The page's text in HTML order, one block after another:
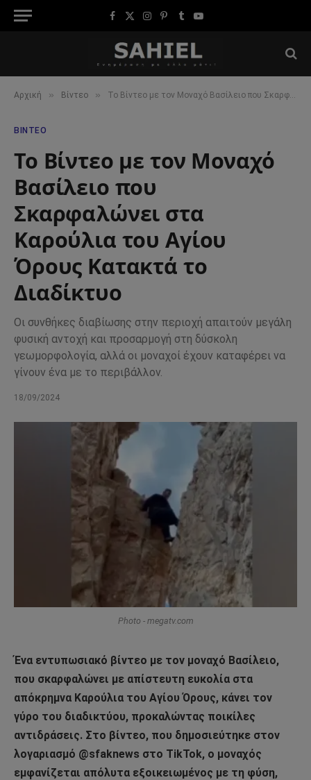
Facebook
X
Instagram
Pinterest
TumblrYouTube
Αρχική » Βίντεο » Το Βίντεο με τον Μοναχό Βασίλειο που Σκαρφαλώνει στα Καρούλια του Αγίου Όρους Κατακτά το Διαδίκτυο
ΒΊΝΤΕΟ
Το Βίντεο με τον Μοναχό
Βασίλειο που
Σκαρφαλώνει στα
Καρούλια του Αγίου
Όρους Κατακτά το
Διαδίκτυο
Οι συνθήκες διαβίωσης στην περιοχή απαιτούν μεγάλη
φυσική αντοχή και προσαρμογή στη δύσκολη
γεωμορφολογία, αλλά οι μοναχοί έχουν καταφέρει να
γίνουν ένα με το περιβάλλον.
18/09/2024
Photo - megatv.com
Ένα εντυπωσιακό βίντεο με τον μοναχό Βασίλειο,
που σκαρφαλώνει με απίστευτη ευκολία στα
απόκρημνα Καρούλια του Αγίου Όρους, κάνει τον
γύρο του διαδικτύου, προκαλώντας ποικίλες
αντιδράσεις. Στο βίντεο, που δημοσιεύτηκε στον
λογαριασμό @sfaknews στο TikTok, ο μοναχός
εμφανίζεται απόλυτα εξοικειωμένος με τη φύση,